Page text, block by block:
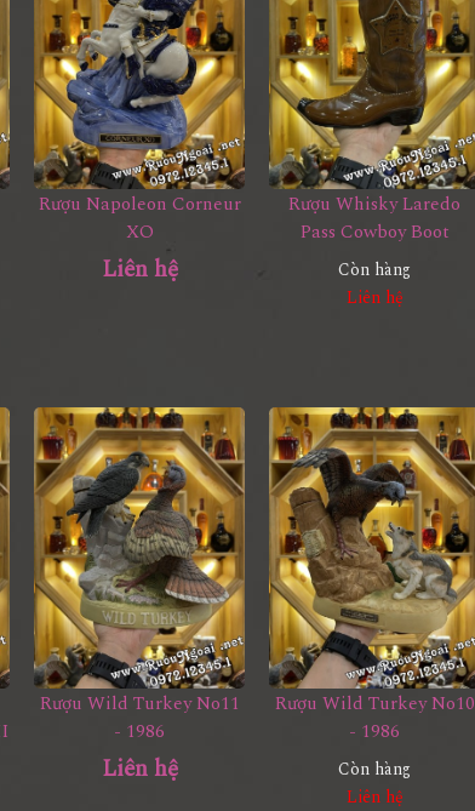
Rượu Napoleon Corneur
XO
Liên hệ
Rượu Whisky Laredo
Pass Cowboy Boot
Còn hàng
Liên hệ
Rượu Wild Turkey No11
- 1986
Liên hệ
Rượu Wild Turkey No10
- 1986
Còn hàng
Liên hệ